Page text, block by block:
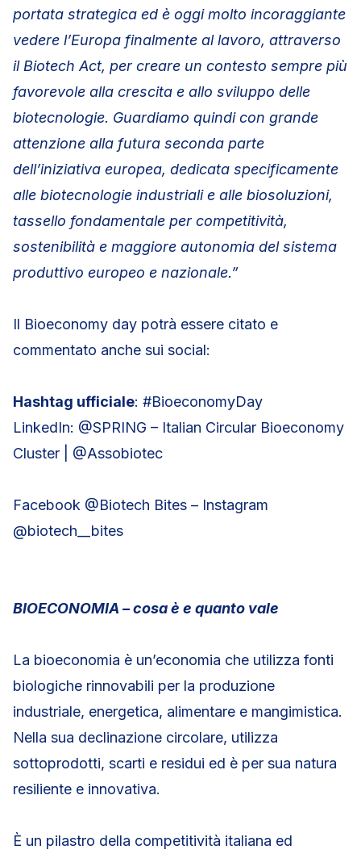
portata strategica ed è oggi molto incoraggiante
vedere l’Europa finalmente al lavoro, attraverso
il Biotech Act, per creare un contesto sempre più
favorevole alla crescita e allo sviluppo delle
biotecnologie. Guardiamo quindi con grande
attenzione alla futura seconda parte
dell’iniziativa europea, dedicata specificamente
alle biotecnologie industriali e alle biosoluzioni,
tassello fondamentale per competitività,
sostenibilità e maggiore autonomia del sistema
produttivo europeo e nazionale.”
Il Bioeconomy day potrà essere citato e
commentato anche sui social:
Hashtag ufficiale: #BioeconomyDay
LinkedIn: @SPRING – Italian Circular Bioeconomy
Cluster | @Assobiotec
Facebook @Biotech Bites – Instagram
@biotech__bites
BIOECONOMIA – cosa è e quanto vale
La bioeconomia è un’economia che utilizza fonti
biologiche rinnovabili per la produzione
industriale, energetica, alimentare e mangimistica.
Nella sua declinazione circolare, utilizza
sottoprodotti, scarti e residui ed è per sua natura
resiliente e innovativa.
È un pilastro della competitività italiana ed